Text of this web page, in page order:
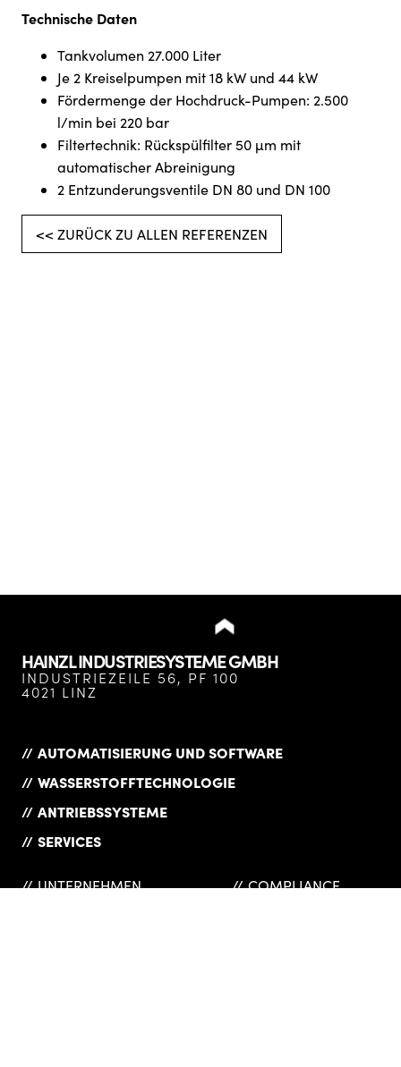
Technische Daten
Tankvolumen 27.000 Liter
Je 2 Kreiselpumpen mit 18 kW und 44 kW
Fördermenge der Hochdruck-Pumpen: 2.500
l/min bei 220 bar
Filtertechnik: Rückspülfilter 50 µm mit
automatischer Abreinigung
2 Entzunderungsventile DN 80 und DN 100
<< ZURÜCK ZU ALLEN REFERENZEN
HAINZL INDUSTRIESYSTEME GMBH
INDUSTRIEZEILE 56, PF 100
4021 LINZ
AUTOMATISIERUNG UND SOFTWARE
WASSERSTOFFTECHNOLOGIE
ANTRIEBSSYSTEME
SERVICES
UNTERNEHMEN
COMPLIANCE